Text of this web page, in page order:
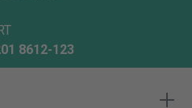
8612-123